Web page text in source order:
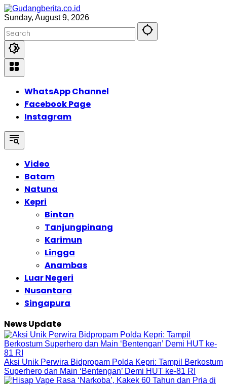
Skip
to
content
Sunday, August 9, 2026
WhatsApp Channel
Facebook Page
Instagram
Video
Batam
Natuna
Kepri
Bintan
Tanjungpinang
Karimun
Lingga
Anambas
Luar Negeri
Nusantara
Singapura
News Update
Aksi Unik Perwira Bidpropam Polda Kepri: Tampil Berkostum
Superhero dan Main ‘Bentengan’ Demi HUT ke-81 RI